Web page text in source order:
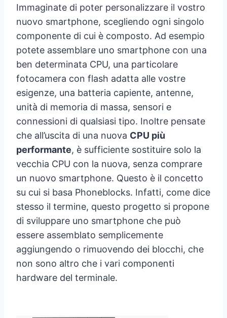
Immaginate di poter personalizzare il vostro
nuovo smartphone, scegliendo ogni singolo
componente di cui è composto. Ad esempio
potete assemblare uno smartphone con una
ben determinata CPU, una particolare
fotocamera con flash adatta alle vostre
esigenze, una batteria capiente, antenne,
unità di memoria di massa, sensori e
connessioni di qualsiasi tipo. Inoltre pensate
che all’uscita di una nuova CPU più
performante, è sufficiente sostituire solo la
vecchia CPU con la nuova, senza comprare
un nuovo smartphone. Questo è il concetto
su cui si basa Phoneblocks. Infatti, come dice
stesso il termine, questo progetto si propone
di sviluppare uno smartphone che può
essere assemblato semplicemente
aggiungendo o rimuovendo dei blocchi, che
non sono altro che i vari componenti
hardware del terminale.